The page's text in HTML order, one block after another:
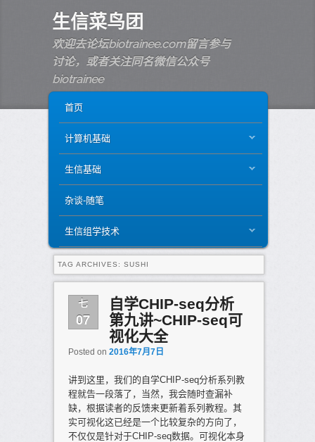
生信菜鸟团
欢迎去论坛biotrainee.com留言参与
讨论，或者关注同名微信公众号
biotrainee
SKIP TO PRIMARY CONTENT
SKIP TO SECONDARY CONTENT
首页
计算机基础
生信基础
杂谈-随笔
生信组学技术
TAG ARCHIVES: SUSHI
七
07
自学CHIP-seq分析
第九讲~CHIP-seq可
视化大全
Posted on 2016年7月7日
讲到这里，我们的自学CHIP-seq分析系列教
程就告一段落了，当然，我会随时查漏补
缺，根据读者的反馈来更新着系列教程。其
实可视化这已经是一个比较复杂的方向了，
不仅仅是针对于CHIP-seq数据。可视化本身